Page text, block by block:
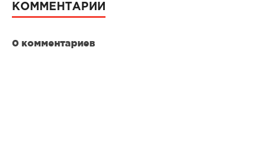
КОММЕНТАРИИ
0 комментариев